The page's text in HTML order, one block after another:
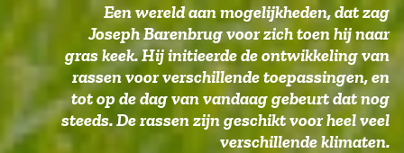
Een wereld aan mogelijkheden, dat zag
Joseph Barenbrug voor zich toen hij naar
gras keek. Hij initieerde de ontwikkeling van
rassen voor verschillende toepassingen, en
tot op de dag van vandaag gebeurt dat nog
steeds. De rassen zijn geschikt voor heel veel
verschillende klimaten.